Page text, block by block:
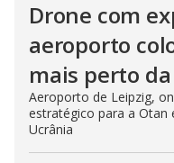
Drone com
aeroporto
mais perto
Aeroporto de Leipzig,
estratégico para a Otan
Ucrânia